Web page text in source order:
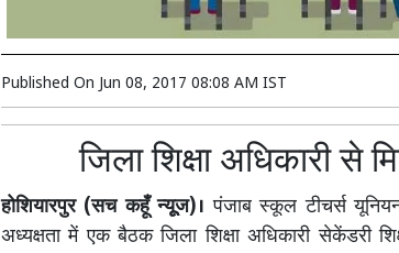
Published On Jun 08, 2017 08:08 AM IST
जिला शिक्षा अधिकारी से
होशियारपुर (सच कहूँ न्यूूज)। पंजाब स्कूल टीचर्स
अध्यक्षता में एक बैठक जिला शिक्षा अधिकारी सेकेंडरी